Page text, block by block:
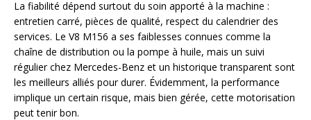
La fiabilité dépend surtout du soin apporté à la machine :
entretien carré, pièces de qualité, respect du calendrier des
services. Le V8 M156 a ses faiblesses connues comme la
chaîne de distribution ou la pompe à huile, mais un suivi
régulier chez Mercedes-Benz et un historique transparent sont
les meilleurs alliés pour durer. Évidemment, la performance
implique un certain risque, mais bien gérée, cette motorisation
peut tenir bon.